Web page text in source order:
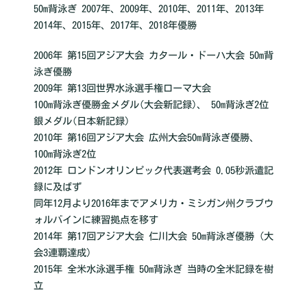
50m背泳ぎ 2007年、2009年、2010年、2011年、2013年
2014年、2015年、2017年、2018年優勝
2006年 第15回アジア大会 カタール・ドーハ大会 50m背
泳ぎ優勝
2009年 第13回世界水泳選手権ローマ大会
100m背泳ぎ優勝金メダル(大会新記録)、 50m背泳ぎ2位
銀メダル(日本新記録)
2010年 第16回アジア大会 広州大会50m背泳ぎ優勝、
100m背泳ぎ2位
2012年 ロンドンオリンピック代表選考会 0.05秒派遣記
録に及ばず
同年12月より2016年までアメリカ・ミシガン州クラブウ
ォルバインに練習拠点を移す
2014年 第17回アジア大会 仁川大会 50m背泳ぎ優勝 (大
会3連覇達成)
2015年 全米水泳選手権 50m背泳ぎ 当時の全米記録を樹
立